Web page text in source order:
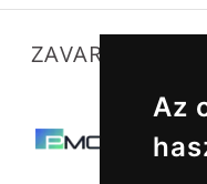
Az
ZAVARTALAN